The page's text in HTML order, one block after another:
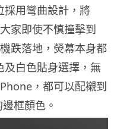
採用彎曲設計，將
家即使不慎撞擊到
跌落地，熒幕本身都
白色貼身選擇，無
，都可以配襯到
框顏色。